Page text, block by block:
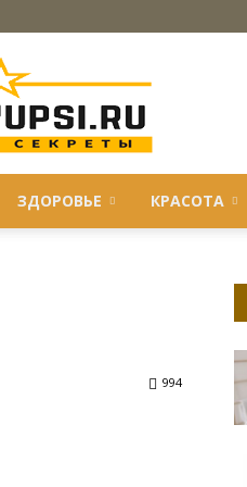
ЗДОРОВЬЕ КРАСОТА
994